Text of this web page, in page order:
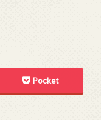
Pocket